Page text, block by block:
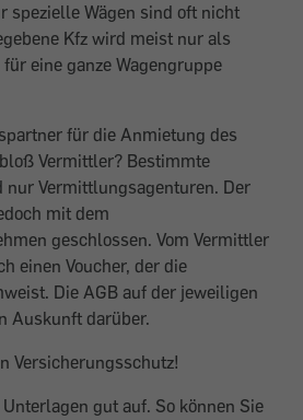
spezielle Wägen sind oft nicht
Kfz wird meist nur als
eine ganze Wagengruppe
für die Anmietung des
Vermittler? Bestimmte
nur Vermittlungsagenturen. Der
mit dem
geschlossen. Vom Vermittler
einen Voucher, der die
Die AGB auf der jeweiligen
Auskunft darüber.
Versicherungsschutz!
gut auf. So können Sie